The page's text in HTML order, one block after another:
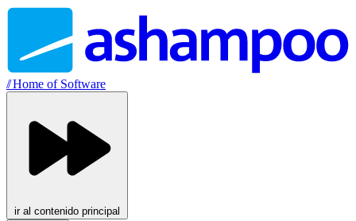
//Home of Software
ir al contenido principal